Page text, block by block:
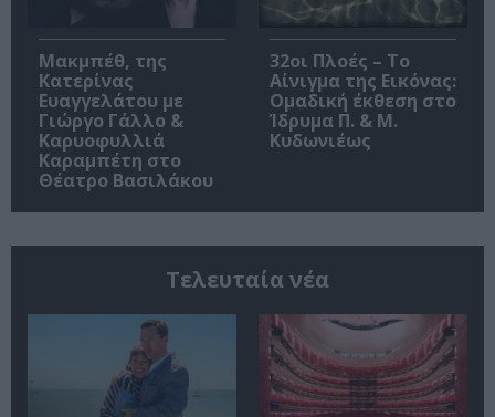
Μακμπέθ, της
Κατερίνας
Ευαγγελάτου με
Γιώργο Γάλλο &
Καρυοφυλλιά
Καραμπέτη στο
Θέατρο Βασιλάκου
32οι Πλοές – Το
Αίνιγμα της Εικόνας:
Ομαδική έκθεση στο
Ίδρυμα Π. & Μ.
Κυδωνιέως
Τελευταία νέα